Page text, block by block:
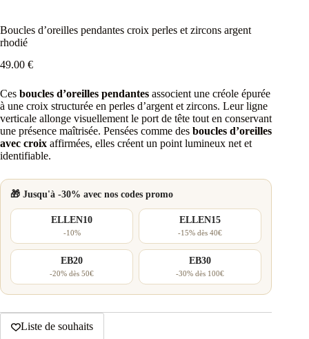
Boucles d’oreilles pendantes croix perles et zircons argent
rhodié
49.00 €
Ces boucles d’oreilles pendantes associent une créole épurée
à une croix structurée en perles d’argent et zircons. Leur ligne
verticale allonge visuellement le port de tête tout en conservant
une présence maîtrisée. Pensées comme des boucles d’oreilles
avec croix affirmées, elles créent un point lumineux net et
identifiable.
🎁 Jusqu'à -30% avec nos codes promo
ELLEN10
-10%
ELLEN15
-15% dès 40€
EB20
-20% dès 50€
EB30
-30% dès 100€
Liste de souhaits